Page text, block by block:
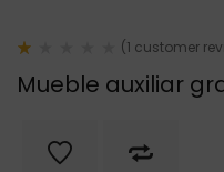
1.00
out
based
on
(1 customer
Mueble auxiliar